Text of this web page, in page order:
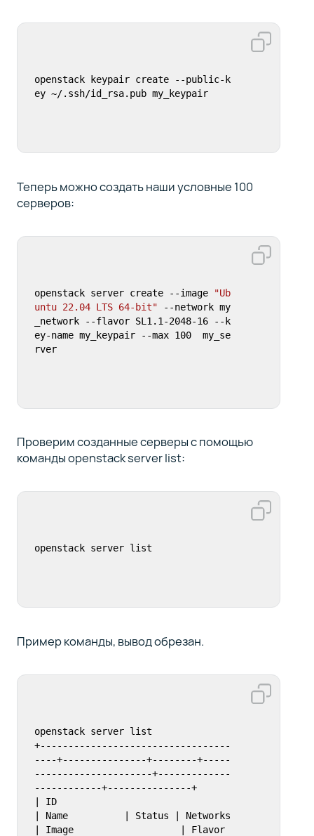
openstack keypair create --public-k
ey ~/.ssh/id_rsa.pub my_keypair
Теперь можно создать наши условные 100
серверов:
openstack server create --image
"Ub
untu 22.04 LTS 64-bit" --network my
_network --flavor SL1.1-2048-16 --k
ey-name my_keypair --max 100  my_se
rver
Проверим созданные серверы с помощью
команды openstack server list:
openstack server list
Пример команды, вывод обрезан.
openstack server list
+----------------------------------
----+---------------+--------+-----
---------------------+-------------
------------+---------------+
| ID
| Name          | Status | Networks
| Image                   | Flavor